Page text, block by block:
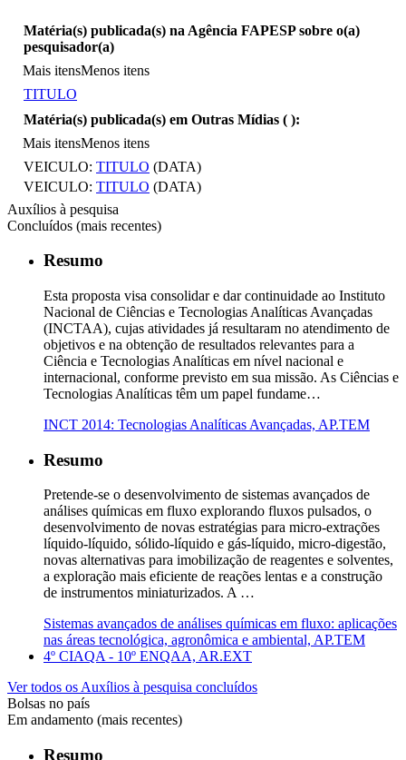
Matéria(s) publicada(s) na Agência FAPESP sobre o(a)
pesquisador(a)
Mais itensMenos itens
TITULO
Matéria(s) publicada(s) em Outras Mídias ( ):
Mais itensMenos itens
VEICULO: TITULO (DATA)
VEICULO: TITULO (DATA)
Auxílios à pesquisa
Concluídos (mais recentes)
Resumo
Esta proposta visa consolidar e dar continuidade ao Instituto
Nacional de Ciências e Tecnologias Analíticas Avançadas
(INCTAA), cujas atividades já resultaram no atendimento de
objetivos e na obtenção de resultados relevantes para a
Ciência e Tecnologias Analíticas em nível nacional e
internacional, conforme previsto em sua missão. As Ciências e
Tecnologias Analíticas têm um papel fundame…
INCT 2014: Tecnologias Analíticas Avançadas, AP.TEM
Resumo
Pretende-se o desenvolvimento de sistemas avançados de
análises químicas em fluxo explorando fluxos pulsados, o
desenvolvimento de novas estratégias para micro-extrações
líquido-líquido, sólido-líquido e gás-líquido, micro-digestão,
novas alternativas para imobilização de reagentes e solventes,
a exploração mais eficiente de reações lentas e a construção
de instrumentos miniaturizados. A …
Sistemas avançados de análises químicas em fluxo: aplicações
nas áreas tecnológica, agronômica e ambiental, AP.TEM
4º CIAQA - 10º ENQAA, AR.EXT
Ver todos os Auxílios à pesquisa concluídos
Bolsas no país
Em andamento (mais recentes)
Resumo